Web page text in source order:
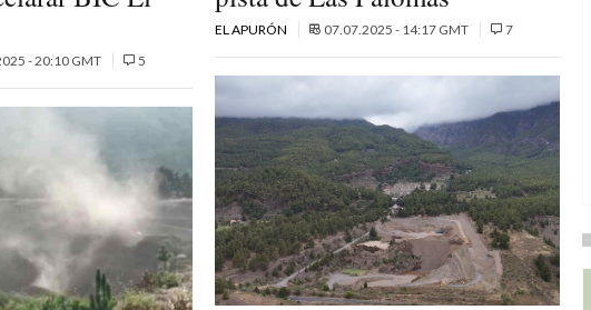
- 20:10 GMT 5
EL APURÓN 07.07.2025 - 14:17 GMT 7